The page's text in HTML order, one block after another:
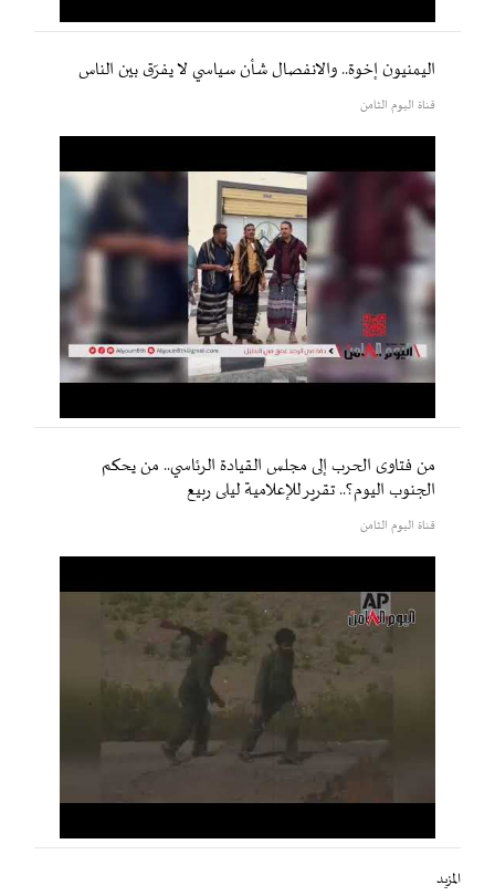
اليمنيون إخوة.. والانفصال شأن سياسي لا يفرّق بين الناس
قناة اليوم الثامن
من فتاوى الحرب إلى مجلس القيادة الرئاسي.. من يحكم
الجنوب اليوم؟.. تقرير للإعلامية ليلى ربيع
قناة اليوم الثامن
المزيد